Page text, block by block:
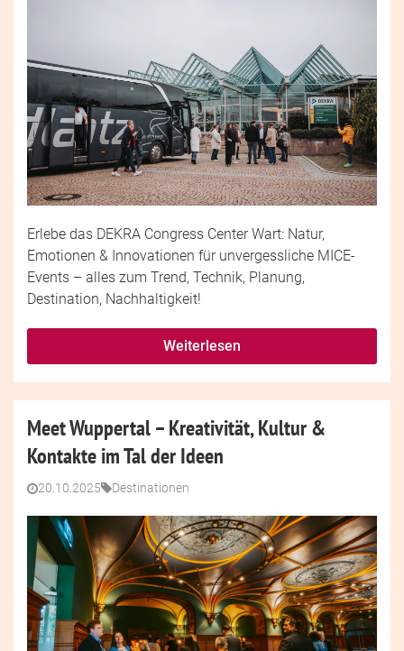
Erlebe das DEKRA Congress Center Wart: Natur,
Emotionen & Innovationen für unvergessliche MICE-
Events – alles zum Trend, Technik, Planung,
Destination, Nachhaltigkeit!
Weiterlesen
Meet Wuppertal – Kreativität, Kultur &
Kontakte im Tal der Ideen
20.10.2025 Destinationen